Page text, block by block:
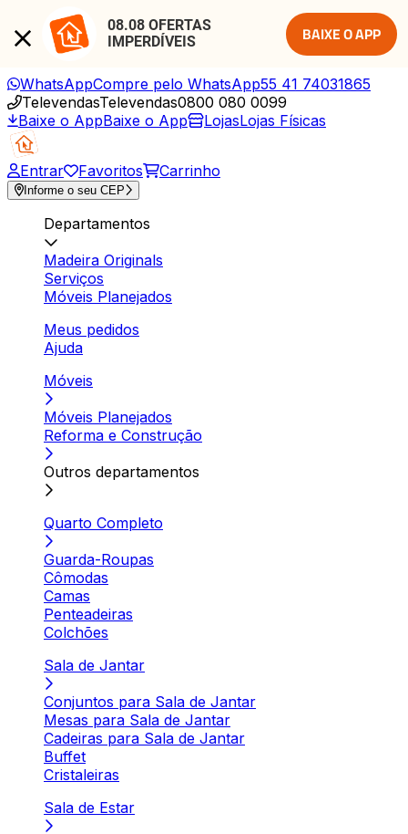
08.08 OFERTAS
IMPERDÍVEIS
BAIXE O APP
WhatsAppCompre pelo WhatsApp55 41 74031865
TelevendasTelevendas0800 080 0099
Baixe o AppBaixe o App LojasLojas Físicas
Entrar Favoritos Carrinho
Informe o seu CEP
Departamentos
Madeira Originals
Serviços
Móveis Planejados
Meus pedidos
Ajuda
Móveis
Móveis Planejados
Reforma e Construção
Outros departamentos
Quarto Completo
Guarda-Roupas
Cômodas
Camas
Penteadeiras
Colchões
Sala de Jantar
Conjuntos para Sala de Jantar
Mesas para Sala de Jantar
Cadeiras para Sala de Jantar
Buffet
Cristaleiras
Sala de Estar